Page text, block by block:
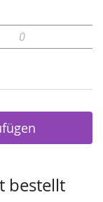
bestellt